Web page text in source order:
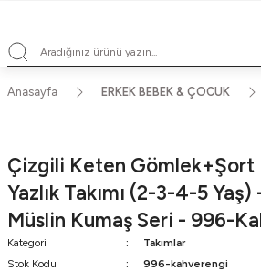
Satışlarımız Toptandır !. Minumum 20 Seridir
Satışlarımız Toptandır !. Minumum 20 Seridir !.
İçin Üye Olunuz !.
İçin Üye Olunuz !.
Anasayfa ERKEK BEBEK & ÇOCUK
Çizgili Keten Gömlek+Şort
Yazlık Takımı (2-3-4-5
Müslin Kumaş Seri - 996-
Kategori
Takımlar
Stok Kodu
996-kahverengi